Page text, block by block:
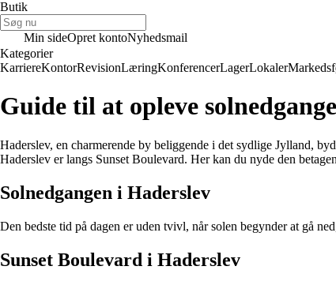
Butik
Min sideOpret kontoNyhedsmail
Kategorier
KarriereKontorRevisionLæringKonferencerLagerLokaler
Guide til at opleve
Haderslev, en charmerende by beliggende i det sydlige Jylland,
Haderslev er langs Sunset Boulevard. Her kan du nyde den
Solnedgangen i Haderslev
Den bedste tid på dagen er uden tvivl, når solen begynder at gå
Sunset Boulevard i Haderslev